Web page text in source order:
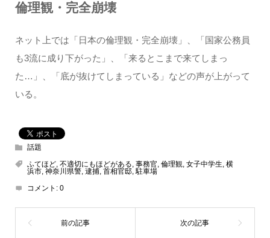
倫理観・完全崩壊
ネット上では「日本の倫理観・完全崩壊」、「国家公務員
も3流に成り下がった」、「来るとこまで来てしまっ
た…」、「底が抜けてしまっている」などの声が上がって
いる。
話題
ふてほど, 不適切にもほどがある 事務官 倫理観 女子中学生 横
浜市, 神奈川県警, 逮捕, 首相官邸, 駐車場
コメント: 0